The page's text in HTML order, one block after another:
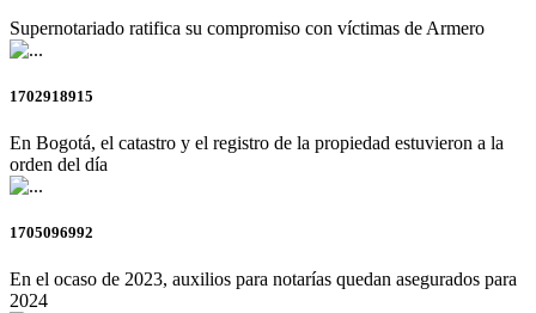
Supernotariado ratifica su compromiso con víctimas de Armero
1702918915
En Bogotá, el catastro y el registro de la propiedad estuvieron a la
orden del día
1705096992
En el ocaso de 2023, auxilios para notarías quedan asegurados para
2024